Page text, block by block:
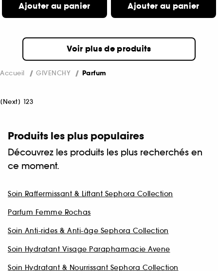
Ajouter au panier Ajouter au panier
Voir plus de produits
Accueil GIVENCHY Parfum
[Next] 123
Produits les plus populaires
Découvrez les produits les plus recherchés en
ce moment.
Soin Raffermissant & Liftant Sephora Collection
Parfum Femme Rochas
Soin Anti-rides & Anti-âge Sephora Collection
Soin Hydratant Visage Parapharmacie Avene
Soin Hydratant & Nourrissant Sephora Collection